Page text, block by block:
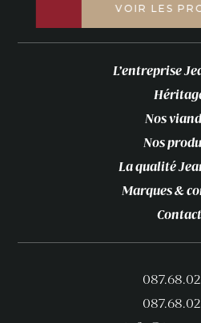
VOIR LES
L’entreprise
Nos
Nos
La qualité
Marques &
Contact